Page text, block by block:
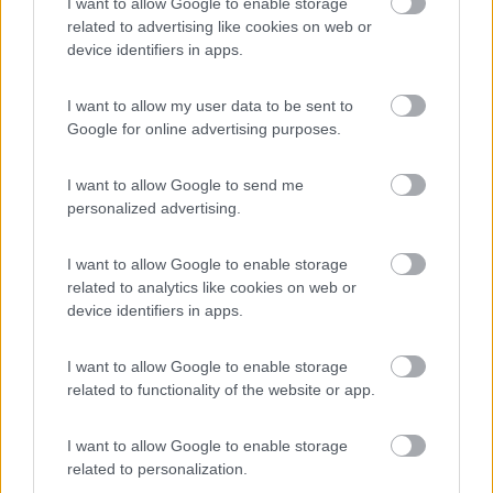
related to advertising like cookies on web or
device identifiers in apps.
I want to allow my user data to be sent to
Google for online advertising purposes.
I want to allow Google to send me
personalized advertising.
I want to allow Google to enable storage
related to analytics like cookies on web or
device identifiers in apps.
I want to allow Google to enable storage
related to functionality of the website or app.
I want to allow Google to enable storage
related to personalization.
con poco gasolio e far rifornimento in loco oppure mettere,
prima delle zone fredde, gli appositi additivi o aggiungere
benzina o kerosene al gasolio. >
> Attenzione a far certi lavori!!! sicuramente il ghiaccio va via
ma cè il pericolo di spaccare sia la pompa che il filtro...
> Me ne rendo conto, poichè lo sbalzo di temperatura può
anni 80, quando non si usava il gasolio invernale, sono ripartito
più volte utilizzando tale sistema, senza inconvenienti. Il
pericolo di una lesione alle parti realizzate con materiali poco
riccardot
319
Originally posted by 71roby
Ciao a tutti , probabilmente siete tutti esperti e bravi pertanto il